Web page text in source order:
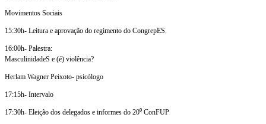
Movimentos Sociais
15:30h- Leitura e aprovação do regimento do CongrepES.
16:00h- Palestra:
MasculinidadeS e (é) violência?
Herlam Wagner Peixoto- psicólogo
17:15h- Intervalo
17:30h- Eleição dos delegados e informes do 20⁰ ConFUP